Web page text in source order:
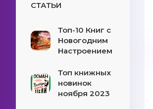
СТАТЬИ
Топ-10 Книг с
Новогодним
Настроением
Топ книжных
новинок
ноября 2023